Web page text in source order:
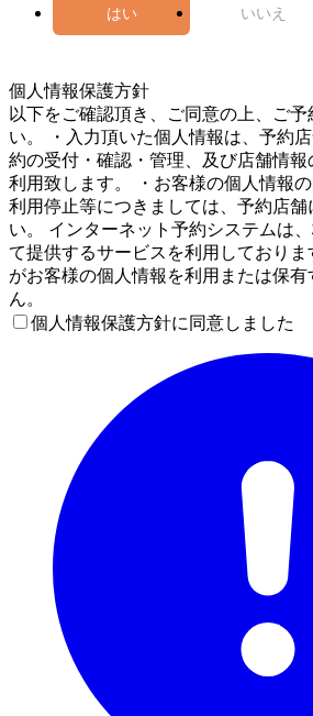
はい いいえ
個人情報保護方針
以下をご確認頂き、ご同意の上、ご
い。 ・入力頂いた個人情報は、予約
約の受付・確認・管理、及び店舗情
利用致します。 ・お客様の個人情報
利用停止等につきましては、予約店舗
い。 インターネット予約システムは
て提供するサービスを利用しており
がお客様の個人情報を利用または保
ん。
個人情報保護方針に同意しました